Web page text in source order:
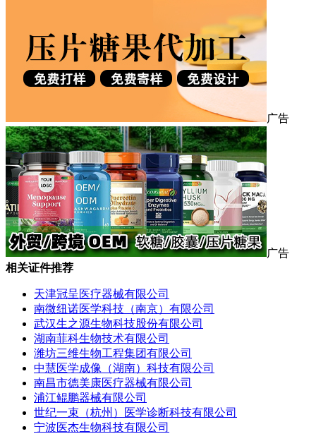
广告
广告
相关证件推荐
天津冠呈医疗器械有限公司
南微纽诺医学科技（南京）有限公司
武汉生之源生物科技股份有限公司
湖南菲科生物技术有限公司
潍坊三维生物工程集团有限公司
中慧医学成像（湖南）科技有限公司
南昌市德美康医疗器械有限公司
浦江鲲鹏器械有限公司
世纪一束（杭州）医学诊断科技有限公司
宁波医杰生物科技有限公司